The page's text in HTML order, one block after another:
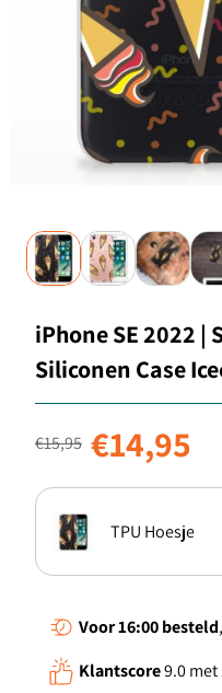
iPhone SE 2022 |
Siliconen Case
Normale prijs
€15,95
Aanbiedingsprijs
€14,95
TPU Hoesje
Boekhoesje
Standcase
Voor 16:00besteld
Klantscore9.0 met